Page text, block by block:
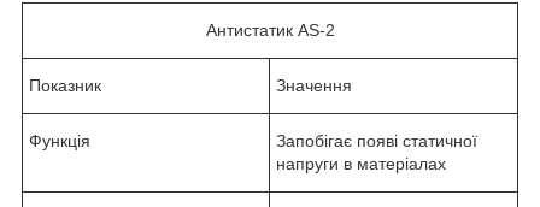
Антистатик AS-2
Показник Значення
Функція
Запобігає появі статичної
напруги в матеріалах